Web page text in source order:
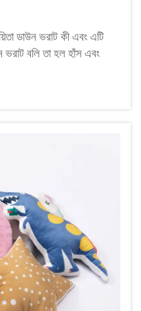
ডাউন ভরাট কী এবং এটি
বলি তা হল হাঁস এবং
ফোলা পালক। সাধারণত এই